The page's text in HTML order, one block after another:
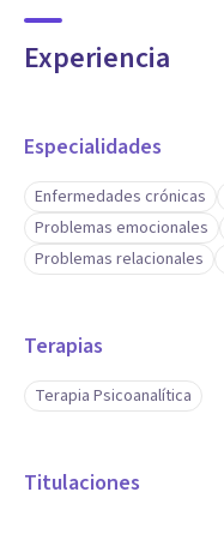
Experiencia
Especialidades
Enfermedades crónicas
Problemas emocionales
Problemas relacionales
Terapias
Terapia Psicoanalítica
Titulaciones